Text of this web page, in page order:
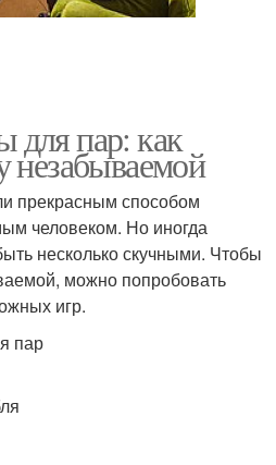
пар: как
незабываемой
прекрасным способом
человеком. Но иногда
несколько скучными. Чтобы
можно попробовать
игр.
пар